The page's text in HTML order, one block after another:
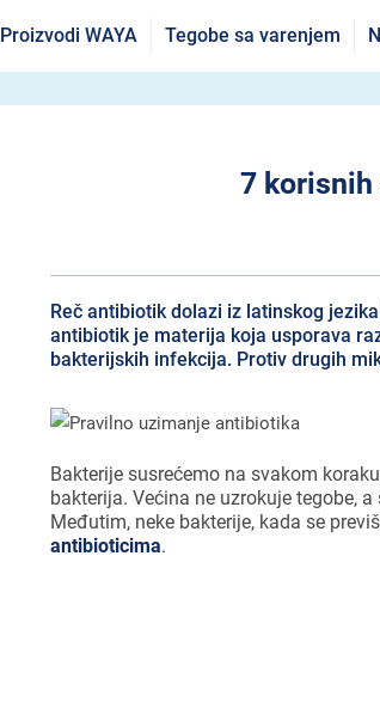
Proizvodi WAYA Tegobe sa varenjem
7
Reč antibiotik dolazi iz latinskog
antibiotik je materija koja usporava
bakterijskih infekcija. Protiv drugih
Bakterije susrećemo na svakom
bakterija. Većina ne uzrokuje tegobe,
Međutim, neke bakterije, kada se
antibioticima.